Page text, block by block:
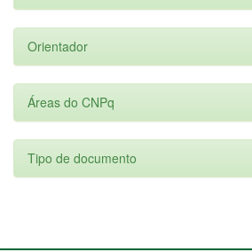
Orientador
Áreas do CNPq
Tipo de documento